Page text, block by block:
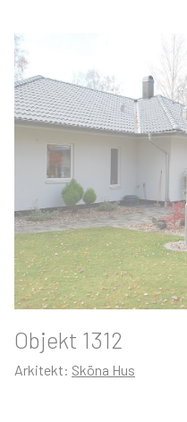
Objekt 1312
Arkitekt: Sköna Hus